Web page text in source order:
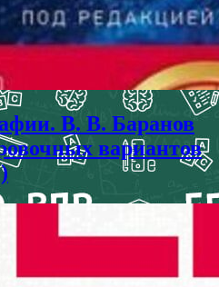
В. В. Баранов
вариантов